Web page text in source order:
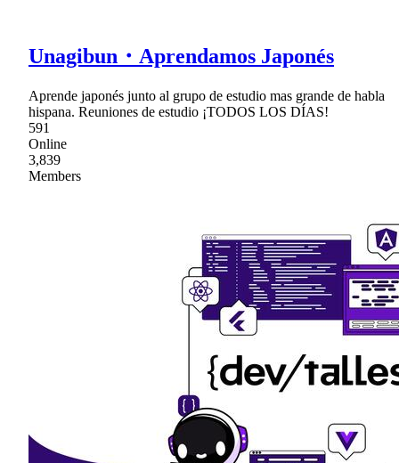
Unagibun・Aprendamos Japonés
Aprende japonés junto al grupo de estudio mas grande de habla
hispana. Reuniones de estudio ¡TODOS LOS DÍAS!
591
Online
3,839
Members